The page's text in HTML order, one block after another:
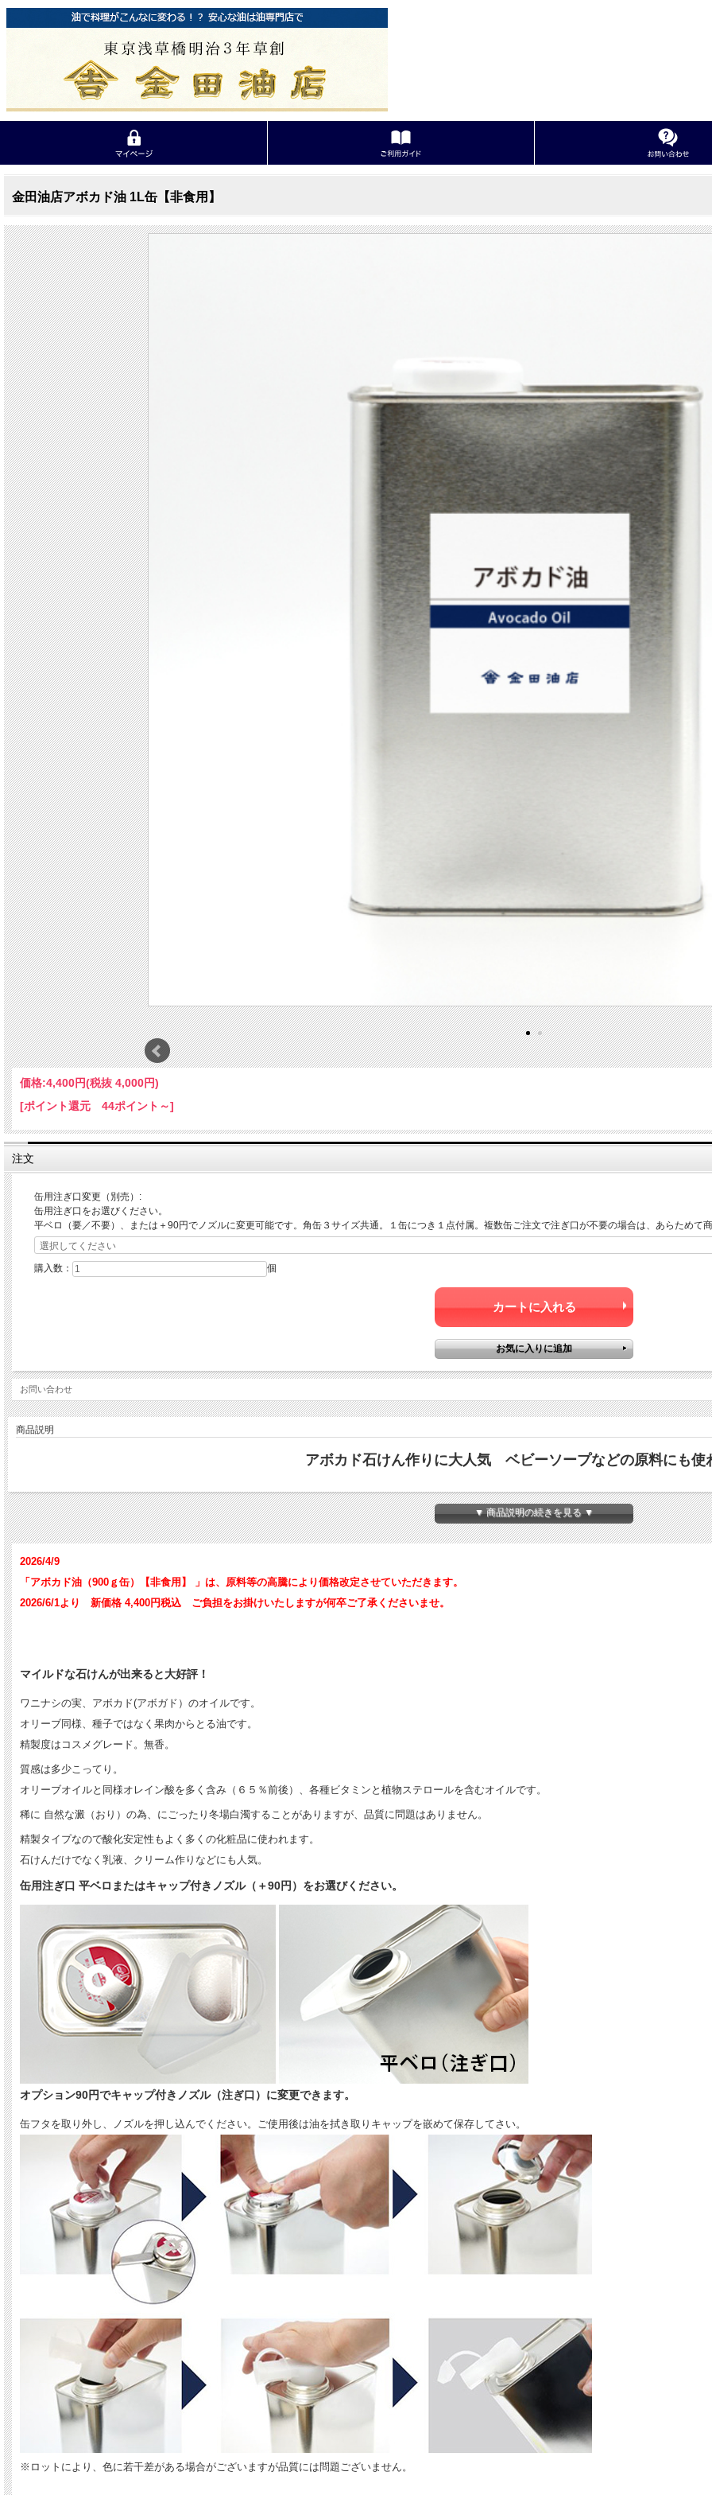
金田油店アボカド油 1L缶【非食用】
価格:4,400円(税抜 4,000円)
[ポイント還元 44ポイント～]
注文
缶用注ぎ口変更（別売）:
缶用注ぎ口をお選びください。
平ベロ（要／不要）、または＋90円でノズルに変更可能です。角缶３サイズ共通。１缶につき１点付属。複数缶ご注文で注ぎ口が不要の場合は、あらためて
購入数： 個
お問い合わせ
商品説明
アボカド石けん作りに大人気 ベビーソープなどの原料にも使
▼ 商品説明の続きを見る ▼
2026/4/9
「アボカド油（900ｇ缶）【非食用】 」は、原料等の高騰により価格改定させていただきます。
2026/6/1より 新価格 4,400円税込 ご負担をお掛けいたしますが何卒ご了承くださいませ。
マイルドな石けんが出来ると大好評！
ワニナシの実、アボカド(アボガド）のオイルです。
オリーブ同様、種子ではなく果肉からとる油です。
精製度はコスメグレード。無香。
質感は多少こってり。
オリーブオイルと同様オレイン酸を多く含み（６５％前後）、各種ビタミンと植物ステロールを含むオイルです。
稀に 自然な澱（おり）の為、にごったり冬場白濁することがありますが、品質に問題はありません。
精製タイプなので酸化安定性もよく多くの化粧品に使われます。
石けんだけでなく乳液、クリーム作りなどにも人気。
缶用注ぎ口 平ベロまたはキャップ付きノズル（＋90円）をお選びください。
オプション90円でキャップ付きノズル（注ぎ口）に変更できます。
缶フタを取り外し、ノズルを押し込んでください。ご使用後は油を拭き取りキャップを嵌めて保存してさい。
※ロットにより、色に若干差がある場合がございますが品質には問題ございません。